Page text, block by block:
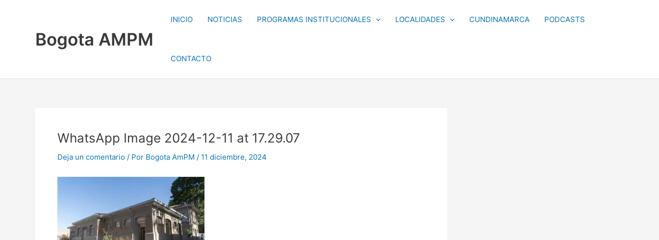
Bogota AMPM
INICIO NOTICIAS PROGRAMAS INSTITUCIONALES LOCALIDADES CUNDINAMARCA PODCASTS
CONTACTO
WhatsApp Image 2024-12-11 at 17.29.07
Deja un comentario / Por Bogota AmPM / 11 diciembre, 2024